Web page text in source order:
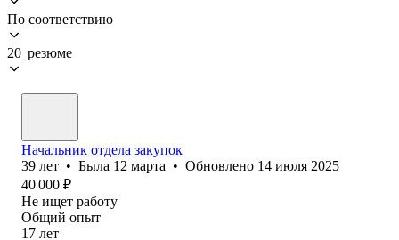
По соответствию
20 резюме
Начальник отдела закупок
39 лет • Была 12 марта • Обновлено 14 июля 2025
40 000 ₽
Не ищет работу
Общий опыт
17 лет